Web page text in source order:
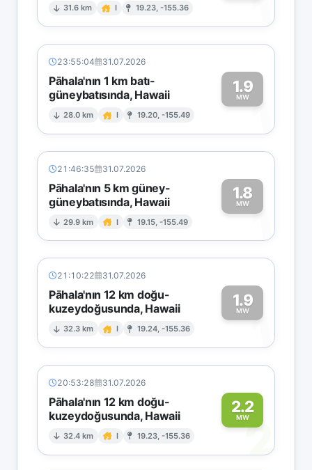
31.6 km I 19.23, -155.36 1
23:55:04 31.07.2026
Pāhala'nın 1 km batı-
güneybatısında, Hawaii
28.0 km I 19.20, -155.49
1.9
MW1
21:46:35 31.07.2026
Pāhala'nın 5 km güney-
güneybatısında, Hawaii
29.9 km I 19.15, -155.49
1.8
MW1
21:10:22 31.07.2026
Pāhala'nın 12 km doğu-
kuzeydoğusunda, Hawaii
32.3 km I 19.24, -155.36
1.9
MW1
20:53:28 31.07.2026
Pāhala'nın 12 km doğu-
kuzeydoğusunda, Hawaii
32.4 km I 19.23, -155.36
2.2
MW2